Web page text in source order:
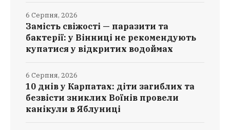
Замість свіжості — паразити та
бактерії: у Вінниці не рекомендують
купатися у відкритих водоймах
6 Серпня, 2026
10 днів у Карпатах: діти загиблих та
безвісти зниклих Воїнів провели
канікули в Яблуниці
6 Серпня, 2026